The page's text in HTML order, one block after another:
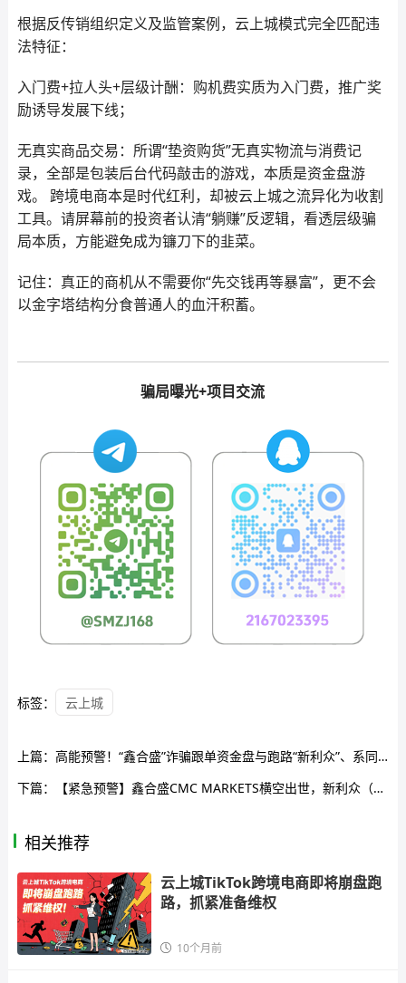
根据反传销组织定义及监管案例，云上城模式完全匹配违
法特征：
入门费+拉人头+层级计酬：购机费实质为入门费，推广奖
励诱导发展下线；
无真实商品交易：所谓“垫资购货”无真实物流与消费记
录，全部是包装后台代码敲击的游戏，本质是资金盘游
戏。 跨境电商本是时代红利，却被云上城之流异化为收割
工具。请屏幕前的投资者认清“躺赚”反逻辑，看透层级骗
局本质，方能避免成为镰刀下的韭菜。
记住：真正的商机从不需要你“先交钱再等暴富”，更不会
以金字塔结构分食普通人的血汗积蓄。
骗局曝光+项目交流
标签： 云上城
上篇： 高能预警！“鑫合盛”诈骗跟单资金盘与跑路“新利众”、系同一诈骗团伙，换皮诈骗需严防！
下篇：
【紧急预警】鑫合盛CMC MARKETS横空出世，新利众（鑫佰利）卷土重来？
相关推荐
云上城TikTok跨境电商即将崩盘跑
路，抓紧准备维权
10个月前